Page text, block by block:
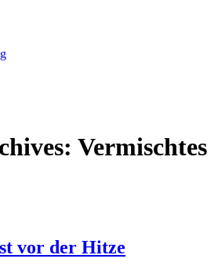
Vermischtes
vor der Hitze